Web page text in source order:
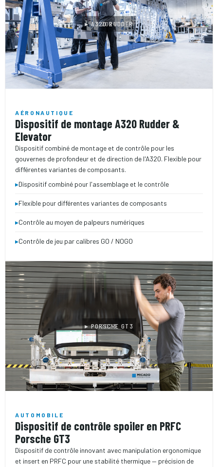
2024
▸ A320 RUDDER
AÉRONAUTIQUE
Dispositif de montage A320 Rudder &
Elevator
Dispositif combiné de montage et de contrôle pour les
gouvernes de profondeur et de direction de l'A320. Flexible pour
différentes variantes de composants.
▸Dispositif combiné pour l'assemblage et le contrôle
▸Flexible pour différentes variantes de composants
▸Contrôle au moyen de palpeurs numériques
▸Contrôle de jeu par calibres GO / NOGO
2023
▸ PORSCHE GT3
AUTOMOBILE
Dispositif de contrôle spoiler en PRFC
Porsche GT3
Dispositif de contrôle innovant avec manipulation ergonomique
et insert en PRFC pour une stabilité thermique — précision de